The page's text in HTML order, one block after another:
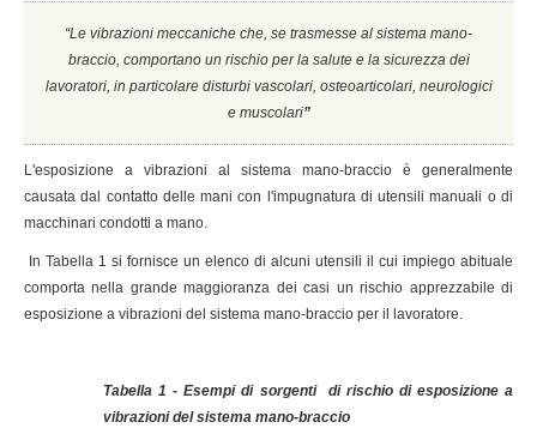
“Le vibrazioni meccaniche che, se trasmesse al sistema mano-
braccio, comportano un rischio per la salute e la sicurezza dei
lavoratori, in particolare disturbi vascolari, osteoarticolari, neurologici
e muscolari”
L'esposizione a vibrazioni al sistema mano-braccio è generalmente
causata dal contatto delle mani con l'impugnatura di utensili manuali o di
macchinari condotti a mano.
In Tabella 1 si fornisce un elenco di alcuni utensili il cui impiego abituale
comporta nella grande maggioranza dei casi un rischio apprezzabile di
esposizione a vibrazioni del sistema mano-braccio per il lavoratore.
Tabella 1 - Esempi di sorgenti di rischio di esposizione a
vibrazioni del sistema mano-braccio